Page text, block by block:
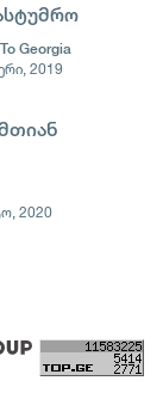
Georgia
2019
2020